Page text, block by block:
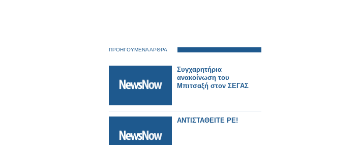
ΠΡΟΗΓΟΥΜΕΝΑ ΑΡΘΡΑ
Συγχαρητήρια
ανακοίνωση του
Μπιτσαξή στον ΣΕΓΑΣ
ΑΝΤΙΣΤΑΘΕΙΤΕ ΡΕ!